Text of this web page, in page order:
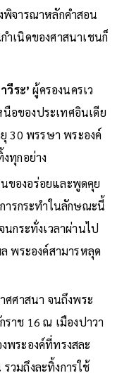
พิจารณาหลักคำสอน
ำเนิดของศาสนาเชนก็
วีระ’ผู้ครองนครเว
อของประเทศอินเดีย
30 พรรษา พระองค์
ทุกอย่าง
ของอร่อยและพูดคุย
ารกระทำในลักษณะนี้
กระทั่งเวลาผ่านไป
พระองค์สามารหลุด
ศศาสนา จนถึงพระ
าช 16 ณ เมืองปาวา
ระองค์ที่ทรงสละ
วมถึงละทิ้งการใช้